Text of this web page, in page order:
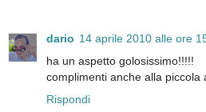
dario 14 aprile 2010 alle ore
ha un aspetto golosissimo!!!!!
complimenti anche alla piccola
Rispondi